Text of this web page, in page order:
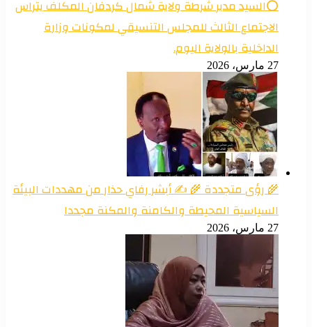
⭕السيد مدير شرطة ولاية شمال كردفان المكلف يتراس
الاجتماع الثالث للمجلس التنسيقي لمكونات وزارة
الداخلية بالولاية اليوم.
27 مارس، 2026
🌾 رؤى متجددة 🌾 ✍️ أبشر رفاي حذار من مهددات البيئة
السياسية المحيطة والكامنة والمكنة مجددا
27 مارس، 2026